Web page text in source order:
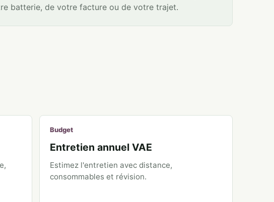
batterie, de votre facture ou de votre trajet.
Budget
Entretien annuel VAE
Estimez l'entretien avec distance,
consommables et révision.